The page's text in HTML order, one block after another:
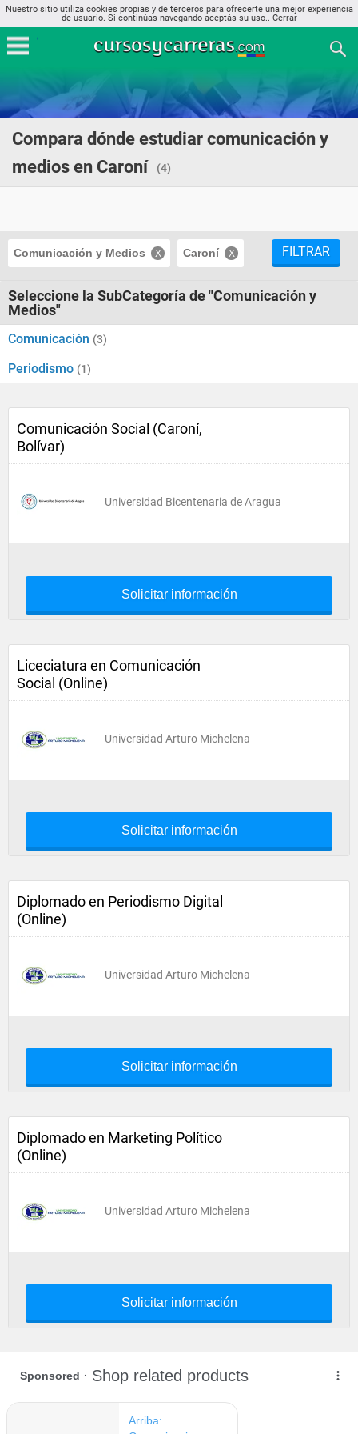
Nuestro sitio utiliza cookies propias y de terceros para ofrecerte una mejor experiencia
de usuario. Si continúas navegando aceptás su uso.. Cerrar
Compara dónde estudiar comunicación y
medios en Caroní
(4)
Comunicación y Medios Caroní FILTRAR
Seleccione la SubCategoría de "Comunicación y
Medios"
Comunicación (3)
Periodismo (1)
Comunicación Social (Caroní,
Bolívar)
Universidad Bicentenaria de Aragua
Solicitar información
Liceciatura en Comunicación
Social (Online)
Universidad Arturo Michelena
Solicitar información
Diplomado en Periodismo Digital
(Online)
Universidad Arturo Michelena
Solicitar información
Diplomado en Marketing Político
(Online)
Universidad Arturo Michelena
Solicitar información